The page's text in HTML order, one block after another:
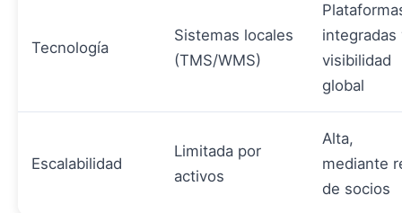
Tecnología
Sistemas locales
(TMS/WMS)
integradas
visibilidad
global
Escalabilidad
Limitada por
activos
Alta,
mediante
de socios